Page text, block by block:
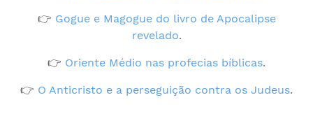
👉 Gogue e Magogue do livro de Apocalipse
revelado.
👉 Oriente Médio nas profecias bíblicas.
👉 O Anticristo e a perseguição contra os Judeus.